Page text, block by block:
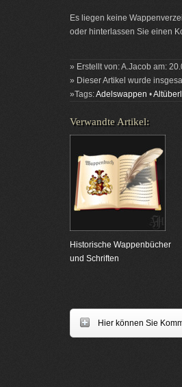
Es liegen keine
oder hinterlassen Sie einen
» Erstellt von: A.Jacob am:
» Dieser Artikel wurde
»Tags:Adelswappen •
Verwandte Artikel:
Historische Wappenbücher
und Schriften
Hier können Sie